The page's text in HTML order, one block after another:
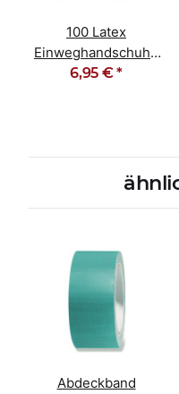
100 Latex
Einweghandschuhe
ungepudert
6,95 €*
Abdeckband